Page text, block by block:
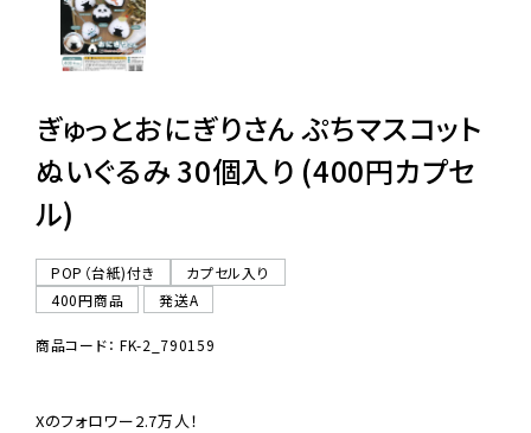
06-6282-7659
ぎゅっとおにぎりさん ぷちマスコット
ぬいぐるみ 30個入り (400円カプセ
ル)
POP（台紙)付き
カプセル入り
400円商品
発送A
商品コード： FK-2_790159
Xのフォロワー2.7万人！